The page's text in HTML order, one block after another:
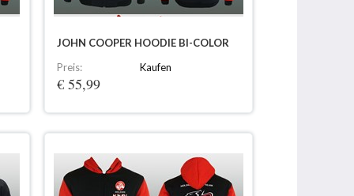
JOHN COOPER HOODIE BI-COLOR
Preis:
€ 55,99
Kaufen